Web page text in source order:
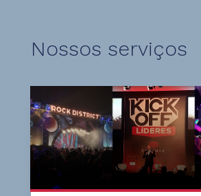
Nossos serviços